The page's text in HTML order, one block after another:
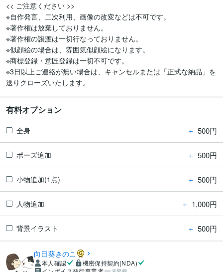
<< ご注意ください >>
※自作発言、二次利用、画像の改変などは不可です。
※著作権は放棄しておりません。
※著作権の譲渡は一切行なっておりません。
※似顔絵の場合は、雰囲気似顔絵になります。
※商標登録・意匠登録は一切不可です。
※3日以上ご連絡が無い場合は、キャンセルまたは「正式な納品」を
送りクローズいたします。
有料オプション
全身 ＋ 500円
ポーズ追加 ＋ 500円
小物追加(1点) ＋ 500円
人物追加 ＋ 1,000円
背景イラスト ＋ 500円
向日葵きのこ
本人確認
機密保持契約(NDA)